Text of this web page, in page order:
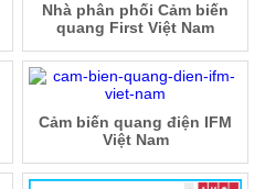
Nhà phân phối Cảm biến
quang First Việt Nam
Cảm biến quang điện IFM
Việt Nam